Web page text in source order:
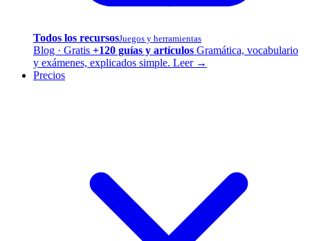
Todos los recursosJuegos y herramientas
Blog · Gratis +120 guías y artículos Gramática, vocabulario
y exámenes, explicados simple. Leer →
Precios